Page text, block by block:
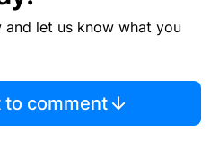
and let us know what you
to comment